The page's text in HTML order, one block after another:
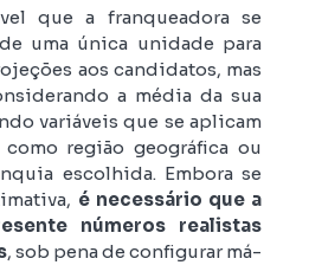
que a franqueadora se
uma única unidade para
aos candidatos, mas
a média da sua
variáveis que se aplicam
região geográfica ou
escolhida. Embora se
é necessário que a
números realistas
, sob pena de configurar má-